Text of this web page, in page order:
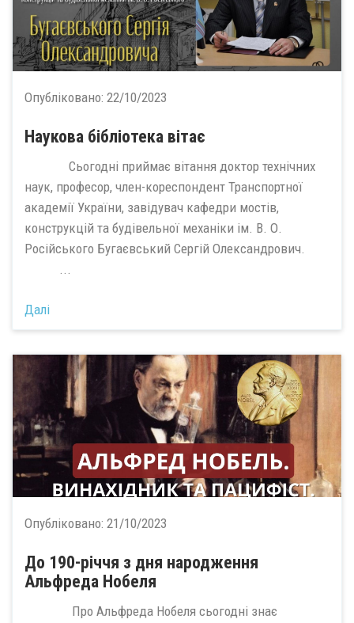
Опубліковано: 22/10/2023
Наукова бібліотека вітає
Сьогодні приймає вітання доктор технічних
наук, професор, член-кореспондент Транспортної
академії України, завідувач кафедри мостів,
конструкцій та будівельної механіки ім. В. О.
Російського Бугаєвський Сергій Олександрович.
...
Далі
Опубліковано: 21/10/2023
До 190-річчя з дня народження
Альфреда Нобеля
Про Альфреда Нобеля сьогодні знає